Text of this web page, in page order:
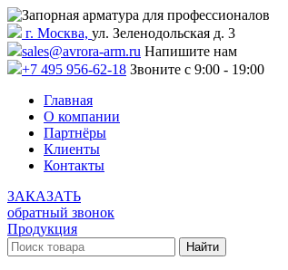
г. Москва, ул. Зеленодольская д. 3
sales@avrora-arm.ru Напишите нам
+7 495 956-62-18 Звоните с 9:00 - 19:00
Главная
О компании
Партнёры
Клиенты
Контакты
ЗАКАЗАТЬ
обратный звонок
Продукция